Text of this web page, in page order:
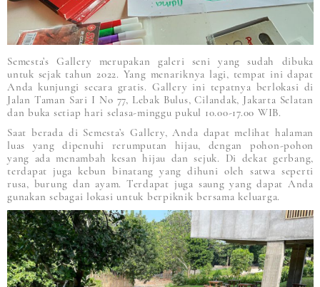
Semesta’s Gallery merupakan galeri seni yang sudah dibuka
untuk sejak tahun 2022. Yang menariknya lagi, tempat ini dapat
Anda kunjungi secara gratis. Gallery ini tepatnya berlokasi di
Jalan Taman Sari I No 77, Lebak Bulus, Cilandak, Jakarta Selatan
dan buka setiap hari selasa-minggu pukul 10.00-17.00 WIB.
Saat berada di Semesta’s Gallery, Anda dapat melihat halaman
luas yang dipenuhi rerumputan hijau, dengan pohon-pohon
yang ada menambah kesan hijau dan sejuk. Di dekat gerbang,
terdapat juga kebun binatang yang dihuni oleh satwa seperti
rusa, burung dan ayam. Terdapat juga saung yang dapat Anda
gunakan sebagai lokasi untuk berpiknik bersama keluarga.